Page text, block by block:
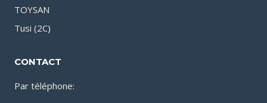
TOYSAN
Tusi (2C)
CONTACT
Par téléphone: